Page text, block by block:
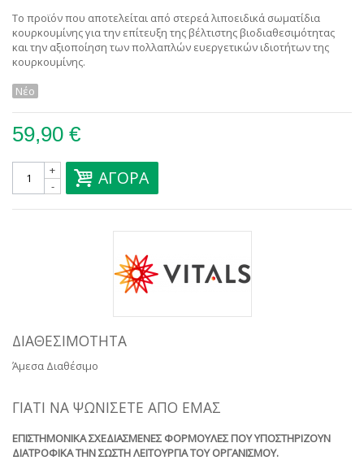
Το προϊόν που αποτελείται από στερεά λιποειδικά σωματίδια
κουρκουμίνης για την επίτευξη της βέλτιστης βιοδιαθεσιμότητας
και την αξιοποίηση των πολλαπλών ευεργετικών ιδιοτήτων της
κουρκουμίνης.
Νέο
59,90 €
-
+ ΑΓΟΡΆ
ΔΙΑΘΕΣΙΜΌΤΗΤΑ
Άμεσα Διαθέσιμο
ΓΙΑΤΊ ΝΑ ΨΩΝΊΣΕΤΕ ΑΠΌ ΕΜΆΣ
ΕΠΙΣΤΗΜΟΝΙΚΆ ΣΧΕΔΙΑΣΜΈΝΕΣ ΦΌΡΜΟΥΛΕΣ ΠΟΥ ΥΠΟΣΤΗΡΊΖΟΥΝ
ΔΙΑΤΡΟΦΙΚΆ ΤΗΝ ΣΩΣΤΉ ΛΕΙΤΟΥΡΓΊΑ ΤΟΥ ΟΡΓΑΝΙΣΜΟΎ.